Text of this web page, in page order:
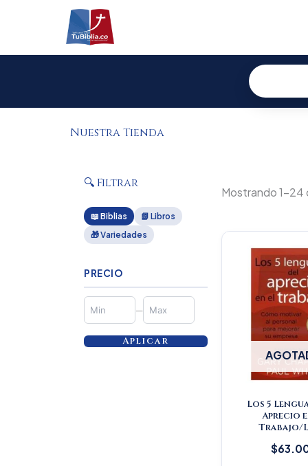
Nuestra Tienda
🔍 Filtrar
📖 Biblias
📗 Libros
🎁 Variedades
PRECIO
—
Aplicar
Mostrando 1–24
Los 5
Aprecio
Trabajo/
$